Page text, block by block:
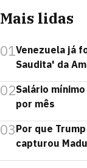
Mais lidas
01Venezuela já
Saudita' da
02Salário
por mês
03Por que
capturou